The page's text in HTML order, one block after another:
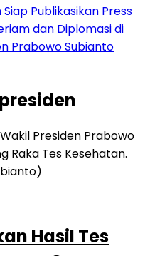
Publikasikan Press
dan Diplomasi di
Prabowo Subianto
Hasil Tes